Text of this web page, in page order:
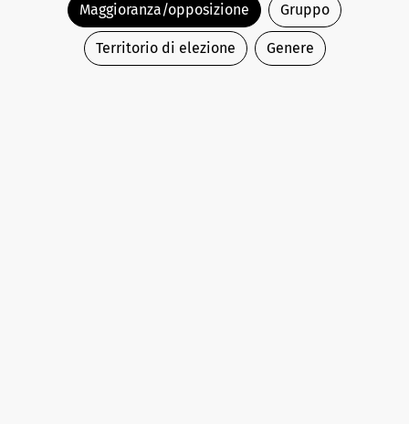
Maggioranza/opposizione Gruppo
Territorio di elezione Genere